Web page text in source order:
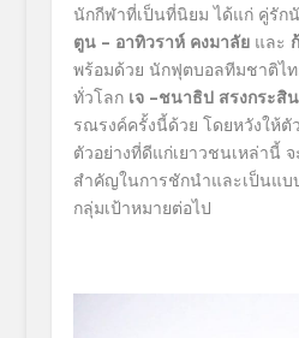
นักกีฬาที่เป็นที่นิยม ได้แก่ คู่รัก
ตูน – อาทิวราห์ คงมาลัย และ
พร้อมด้วย นักฟุตบอลทีมชาติไท
ทั่วโลก เจ –ชนาธิป สรงกระสิ
รณรงค์ครั้งนี้ด้วย โดยหวังให้
ตัวอย่างที่ดีแก่เยาวชนเหล่านี้
สำคัญในการชักนำและเป็นแบ
กลุ่มเป้าหมายต่อไป